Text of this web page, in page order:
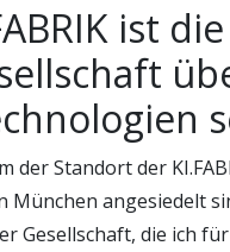
ist
der Standort der
München angesiedelt
Gesellschaft, die ich